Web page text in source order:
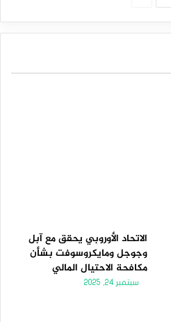
الاتحاد الأوروبي يحقق مع آبل
وجوجل ومايكروسوفت بشأن
مكافحة الاحتيال المالي
سبتمبر 24, 2025